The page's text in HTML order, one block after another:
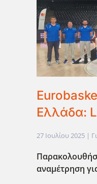
Ελλάδα:
27 Ιουλίου 2025 |
αναμέτρηση